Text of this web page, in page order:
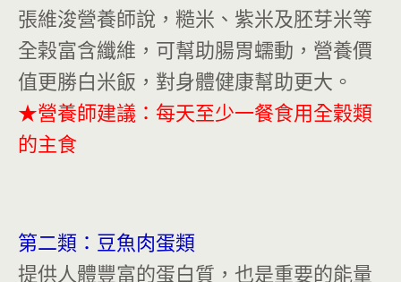
張維浚營養師說，糙米、紫米及胚芽米等
全榖富含纖維，可幫助腸胃蠕動，營養價
值更勝白米飯，對身體健康幫助更大。
★營養師建議：每天至少一餐食用全穀類
的主食
第二類：豆魚肉蛋類
提供人體豐富的蛋白質，也是重要的能量